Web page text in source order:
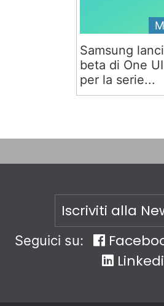
Samsung
beta di One
per la serie...
Iscriviti alla
Seguici su: